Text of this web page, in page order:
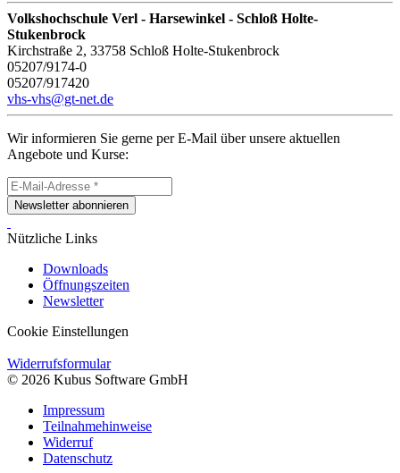
Volkshochschule Verl - Harsewinkel - Schloß Holte-
Stukenbrock
Kirchstraße 2, 33758 Schloß Holte-Stukenbrock
05207/9174-0
05207/917420
vhs-vhs@gt-net.de
Wir informieren Sie gerne per E-Mail über unsere aktuellen
Angebote und Kurse:
Newsletter abonnieren
Nützliche Links
Downloads
Öffnungszeiten
Newsletter
Cookie Einstellungen
Widerrufsformular
© 2026 Kubus Software GmbH
Impressum
Teilnahmehinweise
Widerruf
Datenschutz